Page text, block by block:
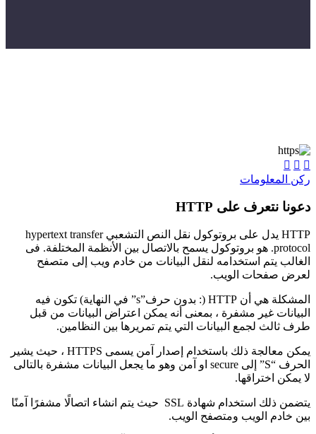
  
ركن المعلومات
دعونا نتعرف على HTTP
HTTP يدل على بروتوكول نقل النص التشعبي hypertext transfer
protocol. هو بروتوكول يسمح بالاتصال بين الأنظمة المختلفة. فى
الغالب يتم استخدامه لنقل البيانات من خادم ويب إلى متصفح
لعرض صفحات الويب.
المشكلة هي أن HTTP (: بدون حرف”s” في النهاية) تكون فيه
البيانات غير مشفرة ، بمعنى أنه يمكن اعتراض البيانات من قبل
طرف ثالث لجمع البيانات التي يتم تمريرها بين النظامين.
يمكن معالجة ذلك باستخدام إصدار آمن يسمى HTTPS ، حيث يشير
الحرف “S” إلى secure او آمن وهو ما يجعل البيانات مشفرة بالتالى
لا يمكن اختراقها.
يتضمن ذلك استخدام شهادة SSL حيث يتم انشاء اتصالًا مشفرًا آمنًا
بين خادم الويب ومتصفح الويب.